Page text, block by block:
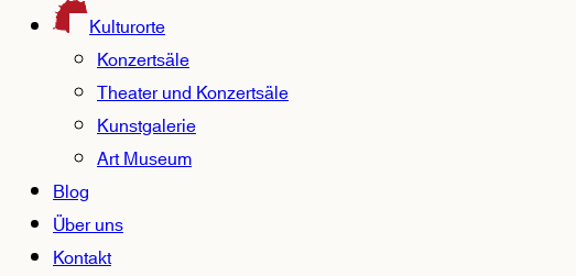
Kulturorte
Konzertsäle
Theater und Konzertsäle
Kunstgalerie
Art Museum
Blog
Über uns
Kontakt